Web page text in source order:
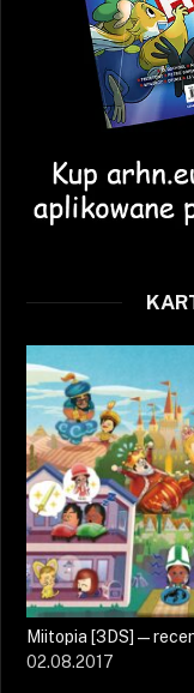
Miitopia [3DS] —
02.08.2017